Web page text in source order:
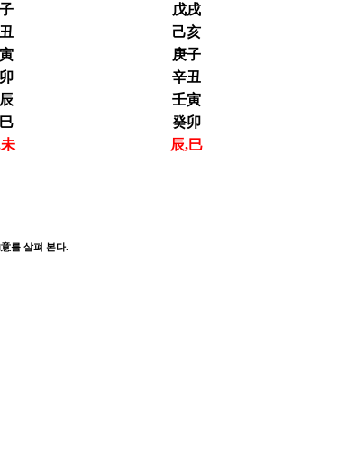
戊戌
己亥
庚子
辛丑
壬寅
癸卯
辰,巳
를 살펴 본다.